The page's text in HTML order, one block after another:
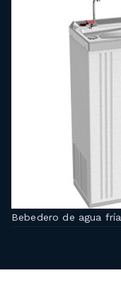
Bebedero de agua